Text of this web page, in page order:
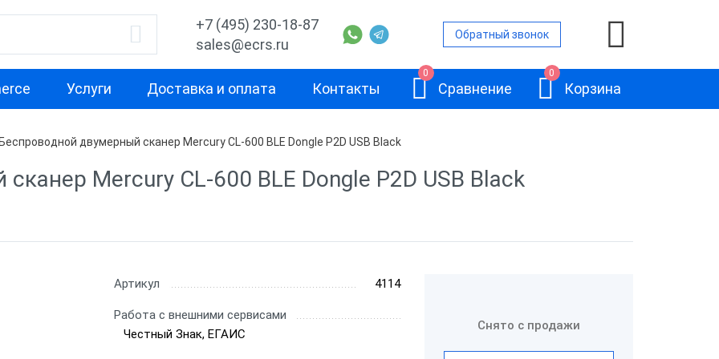
+7 (495) 230-18-87
sales@ecrs.ru
Обратный звонок
Услуги Доставка и оплата Контакты
0
Сравнение
0
Корзина
1D
Проводные сканеры
2D
Ручные сканеры
Стационарные сканеры
Проводные сканеры
Беспроводные сканеры
Беспроводной двумерный сканер Mercury CL-600 BLE Dongle P2D USB Black
Mercury CL-600 BLE Dongle P2D USB Black
Артикул 4114
Работа с внешними сервисами
Честный Знак, ЕГАИС
Снято с продажи